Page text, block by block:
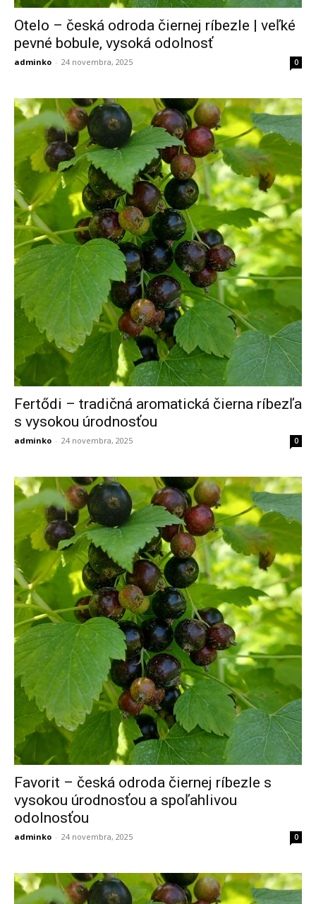
Otelo – česká odroda čiernej ríbezle | veľké
pevné bobule, vysoká odolnosť
adminko - 24 novembra, 2025 0
Fertődi – tradičná aromatická čierna ríbezľa
s vysokou úrodnosťou
adminko - 24 novembra, 2025 0
Favorit – česká odroda čiernej ríbezle s
vysokou úrodnosťou a spoľahlivou
odolnosťou
adminko - 24 novembra, 2025 0